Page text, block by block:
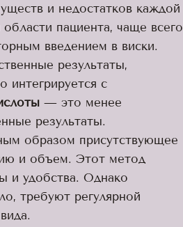
и недостатков каждой
пациента, чаще всего
введением в виски.
результаты,
интегрируется с
— это менее
результаты.
образом присутствующее
и объем. Этот метод
и удобства. Однако
требуют регулярной